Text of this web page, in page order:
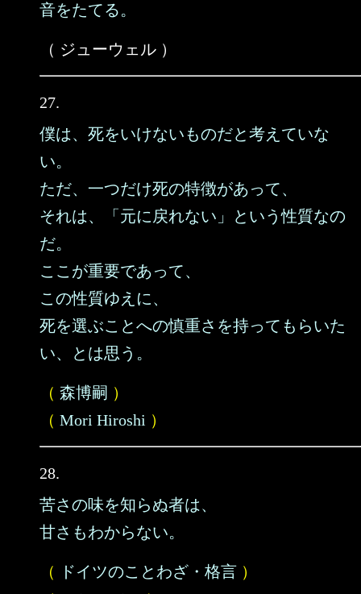
音をたてる。
（ ジューウェル ）
27.
僕は、死をいけないものだと考えていな
い。
ただ、一つだけ死の特徴があって、
それは、「元に戻れない」という性質なの
だ。
ここが重要であって、
この性質ゆえに、
死を選ぶことへの慎重さを持ってもらいた
い、とは思う。
（ 森博嗣 ）
（ Mori Hiroshi ）
28.
苦さの味を知らぬ者は、
甘さもわからない。
（ ドイツのことわざ・格言 ）